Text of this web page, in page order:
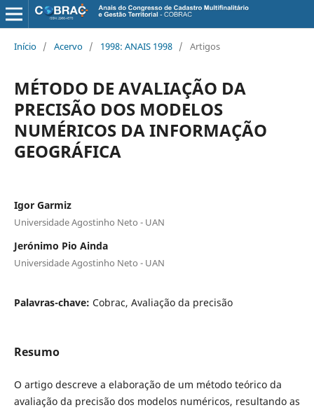
Início / Acervo / 1998: ANAIS 1998 / Artigos
MÉTODO DE AVALIAÇÃO DA
PRECISÃO DOS MODELOS
NUMÉRICOS DA INFORMAÇÃO
GEOGRÁFICA
Igor Garmiz
Universidade Agostinho Neto - UAN
Jerónimo Pio Ainda
Universidade Agostinho Neto - UAN
Palavras-chave: Cobrac, Avaliação da precisão
Resumo
O artigo descreve a elaboração de um método teórico da
avaliação da precisão dos modelos numéricos, resultando as